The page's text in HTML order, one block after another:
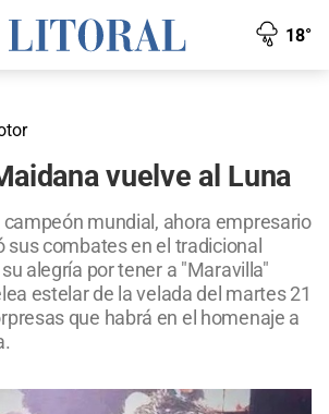
18°
vuelve al Luna
mundial, ahora empresario
sus combates en el tradicional
alegría por tener a "Maravilla"
estelar de la velada del martes 21
que habrá en el homenaje a